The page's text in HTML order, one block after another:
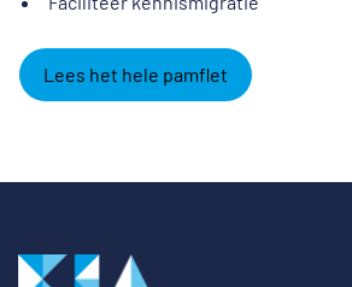
Lees het hele pamflet